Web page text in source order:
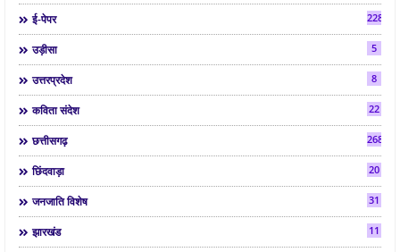
ई-पेपर 2286
उड़ीसा 5
उत्तरप्रदेश 8
कविता संदेश 22
छत्तीसगढ़ 268
छिंदवाड़ा 20
जनजाति विशेष 31
झारखंड 11